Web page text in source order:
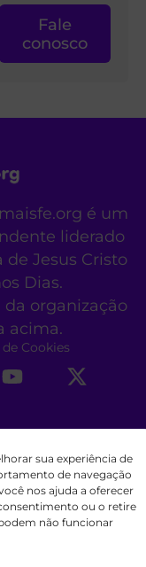
sua experiência de
de navegação
nos ajuda a oferecer
ou o retire
não funcionar
Fale
conosco
é um
liderado
Jesus Cristo
Dias.
organização
acima.
Cookies